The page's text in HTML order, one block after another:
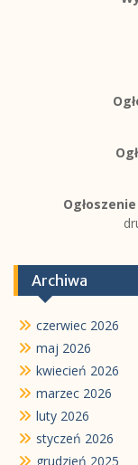
Archiwa
czerwiec 2026
maj 2026
kwiecień 2026
marzec 2026
luty 2026
styczeń 2026
grudzień 2025